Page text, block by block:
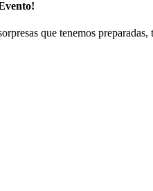
que tenemos